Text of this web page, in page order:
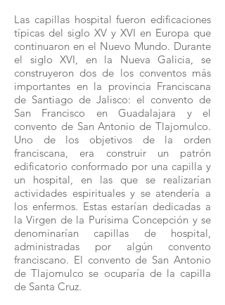
Las capillas hospital fueron edificaciones
típicas del siglo XV y XVI en Europa que
continuaron en el Nuevo Mundo. Durante
el siglo XVI, en la Nueva Galicia, se
construyeron dos de los conventos más
importantes en la provincia Franciscana
de Santiago de Jalisco: el convento de
San Francisco en Guadalajara y el
convento de San Antonio de Tlajomulco.
Uno de los objetivos de la orden
franciscana, era construir un patrón
edificatorio conformado por una capilla y
un hospital, en las que se realizarían
actividades espirituales y se atendería a
los enfermos. Estas estarían dedicadas a
la Virgen de la Purísima Concepción y se
denominarían capillas de hospital,
administradas por algún convento
franciscano. El convento de San Antonio
de Tlajomulco se ocuparía de la capilla
de Santa Cruz.